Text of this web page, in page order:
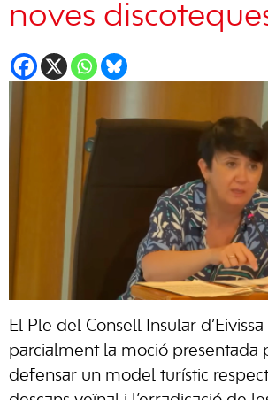
noves
El Ple del Consell Insular
parcialment la moció presentada
defensar un model turístic